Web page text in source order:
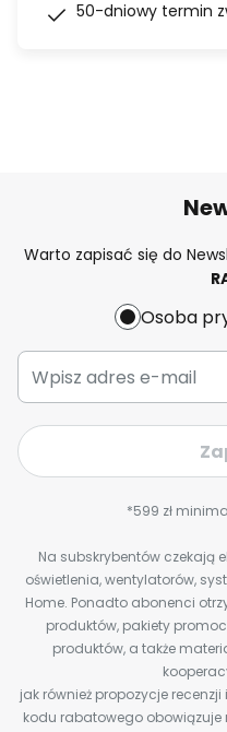
50-dniowy termin
Warto zapisać się do
Osoba
*599 zł
Na subskrybentów czekają
oświetlenia, wentylatorów,
Home. Ponadto abonenci
produktów, pakiety
produktów, a także
jak również propozycje
kodu rabatowego obowiązuje